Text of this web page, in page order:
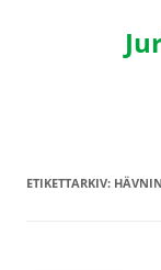
ETIKETTARKIV: